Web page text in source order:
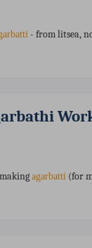
- from litsea,
agarbatti (for